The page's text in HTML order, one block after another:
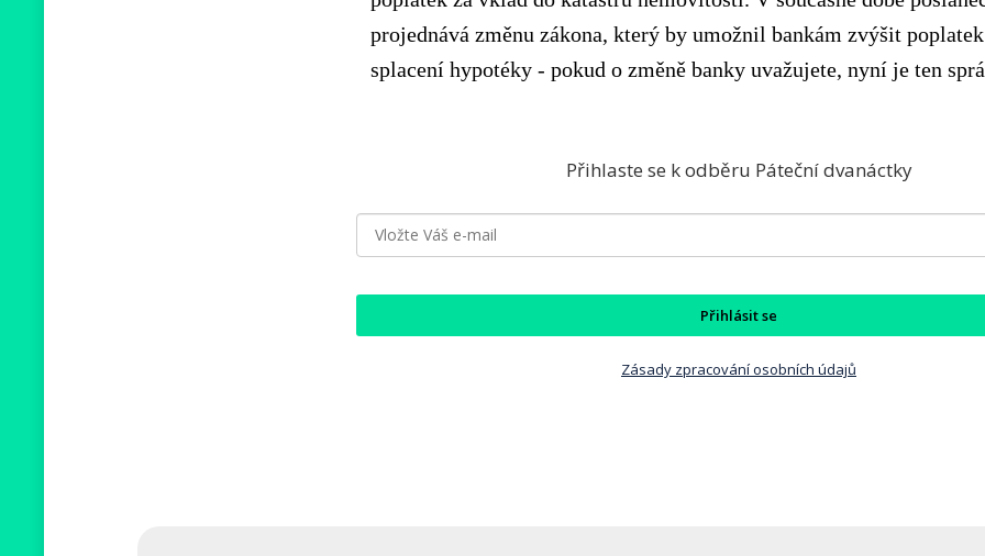
projednává změnu zákona, který by umožnil bankám zvýšit poplatek
splacení hypotéky - pokud o změně banky uvažujete, nyní je ten
Přihlaste se k odběru Páteční dvanáctky
Přihlásit se
Zásady zpracování osobních údajů